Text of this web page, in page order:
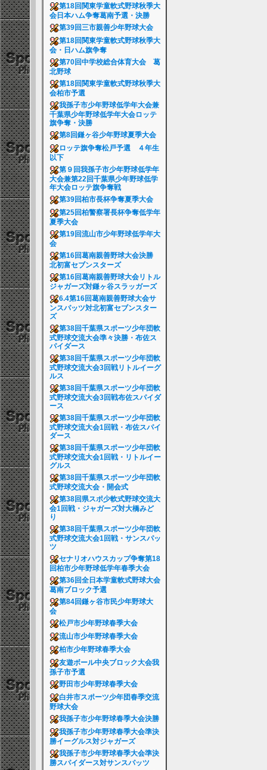
第18回関東学童軟式野球秋季大
会日本ハム争奪葛南予選・決勝
第39回三市親善少年野球大会
第18回関東学童軟式野球秋季大
会・日ハム旗争奪
第70回中学校総合体育大会 葛
北野球
第18回関東学童軟式野球秋季大
会柏市予選
我孫子市少年野球低学年大会兼
千葉県少年野球低学年大会ロッテ
旗争奪・決勝
第8回鎌ヶ谷少年野球夏季大会
ロッテ旗争奪松戸予選 ４年生
以下
第９回我孫子市少年野球低学年
大会兼第22回千葉県少年野球低学
年大会ロッテ旗争奪戦
第39回柏市長杯争奪夏季大会
第25回柏警察署長杯争奪低学年
夏季大会
第19回流山市少年野球低学年大
会
第16回葛南親善野球大会決勝
北初富セブンスターズ
第16回葛南親善野球大会リトル
ジャガーズ対鎌ヶ谷スラッガーズ
6.4第16回葛南親善野球大会サ
ンスパッツ対北初富セブンスター
ズ
第38回千葉県スポーツ少年団軟
式野球交流大会準々決勝・布佐ス
パイダース
第38回千葉県スポーツ少年団軟
式野球交流大会3回戦リトルイーグ
ルス
第38回千葉県スポーツ少年団軟
式野球交流大会3回戦布佐スパイダ
ース
第38回千葉県スポーツ少年団軟
式野球交流大会1回戦・布佐スパイ
ダース
第38回千葉県スポーツ少年団軟
式野球交流大会1回戦・リトルイー
グルス
第38回千葉県スポーツ少年団軟
式野球交流大会・開会式
第38回県スポ少軟式野球交流大
会1回戦・ジャガーズ対大橋みど
り
第38回千葉県スポーツ少年団軟
式野球交流大会1回戦・サンスパッ
ツ
セナリオハウスカップ争奪第18
回柏市少年野球低学年春季大会
第36回全日本学童軟式野球大会
葛南ブロック予選
第84回鎌ヶ谷市民少年野球大
会
松戸市少年野球春季大会
流山市少年野球春季大会
柏市少年野球春季大会
友遊ボール中央ブロック大会我
孫子市予選
野田市少年野球春季大会
白井市スポーツ少年団春季交流
野球大会
我孫子市少年野球春季大会決勝
我孫子市少年野球春季大会準決
勝イーグルス対ジャガーズ
我孫子市少年野球春季大会準決
勝スパイダース対サンスパッツ